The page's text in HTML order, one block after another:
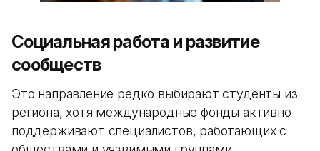
Социальная работа и развитие
сообществ
Это направление редко выбирают студенты из
региона, хотя международные фонды активно
поддерживают специалистов, работающих с